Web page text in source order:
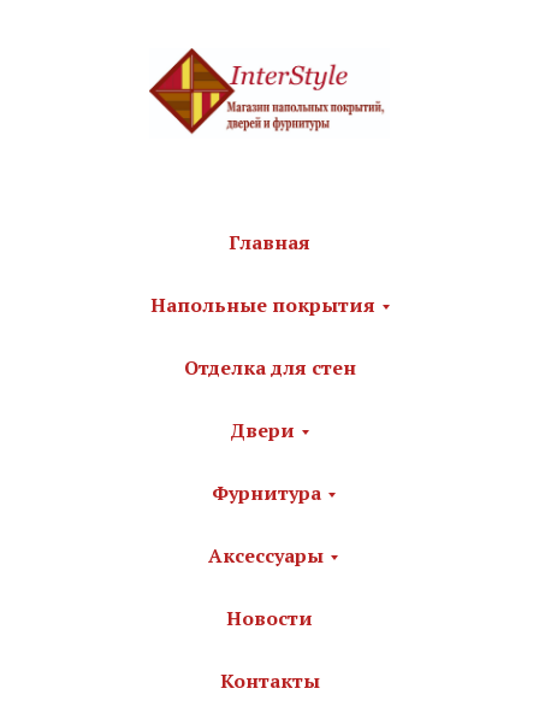
Главная
Напольные покрытия
Отделка для стен
Двери
Фурнитура
Аксессуары
Новости
Контакты